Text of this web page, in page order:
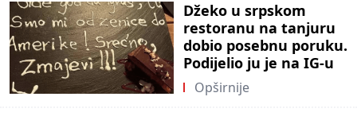
Džeko u srpskom
restoranu na tanjuru
dobio posebnu poruku.
Podijelio ju je na IG-u
Opširnije